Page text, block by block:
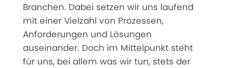
Branchen. Dabei setzen wir uns laufend
mit einer Vielzahl von Prozessen,
Anforderungen und Lösungen
auseinander. Doch im Mittelpunkt steht
für uns, bei allem was wir tun, stets der